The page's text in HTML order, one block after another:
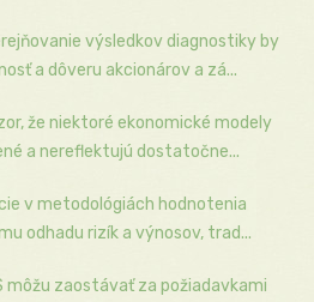
výsledkov diagnostiky by
a dôveru akcionárov a zá...
že niektoré ekonomické modely
a nereflektujú dostatočne...
v metodológiách hodnotenia
odhadu rizík a výnosov, trad...
môžu zaostávať za požiadavkami